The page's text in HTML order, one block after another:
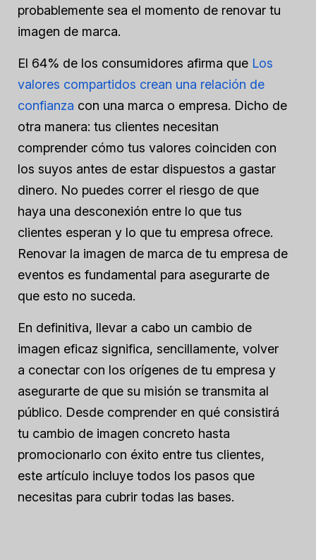
probablemente sea el momento de renovar tu
imagen de marca.
El 64% de los consumidores afirma que Los
valores compartidos crean una relación de
confianza con una marca o empresa. Dicho de
otra manera: tus clientes necesitan
comprender cómo tus valores coinciden con
los suyos antes de estar dispuestos a gastar
dinero. No puedes correr el riesgo de que
haya una desconexión entre lo que tus
clientes esperan y lo que tu empresa ofrece.
Renovar la imagen de marca de tu empresa de
eventos es fundamental para asegurarte de
que esto no suceda.
En definitiva, llevar a cabo un cambio de
imagen eficaz significa, sencillamente, volver
a conectar con los orígenes de tu empresa y
asegurarte de que su misión se transmita al
público. Desde comprender en qué consistirá
tu cambio de imagen concreto hasta
promocionarlo con éxito entre tus clientes,
este artículo incluye todos los pasos que
necesitas para cubrir todas las bases.